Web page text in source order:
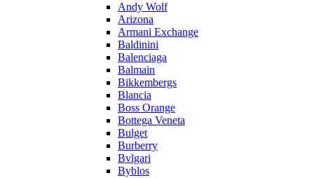
Andy Wolf
Arizona
Armani Exchange
Baldinini
Balenciaga
Balmain
Bikkembergs
Blancia
Boss Orange
Bottega Veneta
Bulget
Burberry
Bvlgari
Byblos